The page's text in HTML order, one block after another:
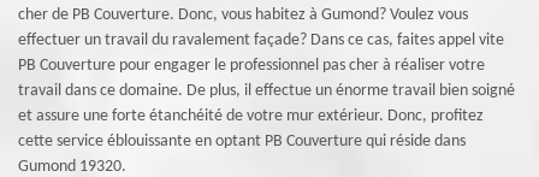
cher de PB Couverture. Donc, vous habitez à Gumond? Voulez vous
effectuer un travail du ravalement façade? Dans ce cas, faites appel vite
PB Couverture pour engager le professionnel pas cher à réaliser votre
travail dans ce domaine. De plus, il effectue un énorme travail bien soigné
et assure une forte étanchéité de votre mur extérieur. Donc, profitez
cette service éblouissante en optant PB Couverture qui réside dans
Gumond 19320.